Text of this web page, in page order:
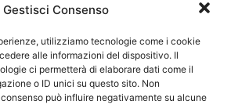
Gestisci Consenso
utilizziamo tecnologie come i cookie
alle informazioni del dispositivo. Il
ci permetterà di elaborare dati come il
o ID unici su questo sito. Non
può influire negativamente su alcune
Facebook Messenger
Telegram Twitter